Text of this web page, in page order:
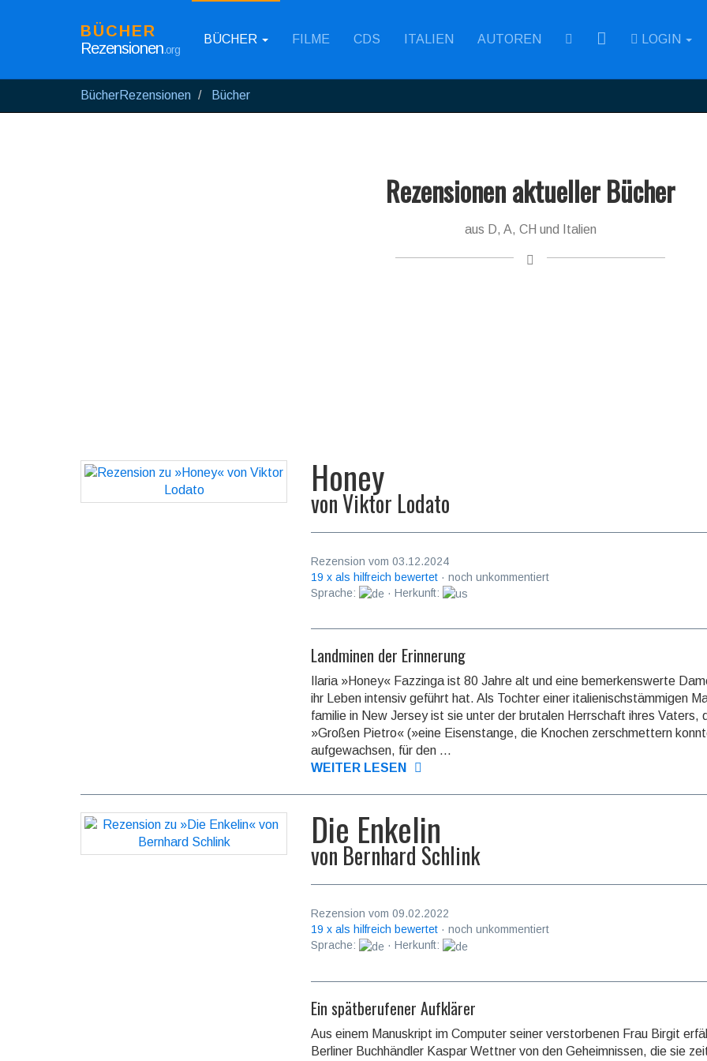
BÜCHER
Rezensionen.org
BÜCHER FILME CDS ITALIEN AUTOREN RSS LOGIN
BücherRezensionen Bücher
Rezensionen aktueller Bücher
aus D, A, CH und Italien
Honey
vonViktor Lodato
Rezension vom 03.12.2024
19 x als hilfreich bewertet · noch unkommentiert
Sprache:
· Herkunft:
Landminen der Erinnerung
Ilaria »Honey« Fazzinga ist 80 Jahre alt und eine bemerkenswerte
ihr Leben intensiv geführt hat. Als Tochter einer italie­nisch­stäm­migen
familie in New Jersey ist sie unter der brutalen Herr­schaft ihres Vaters,
»Großen Pietro« (»eine Eisen­stange, die Knochen zer­schmet­tern
aufge­wachsen, für den ...
WEITER LESEN
Die Enkelin
von Bernhard Schlink
Rezension vom 09.02.2022
19 x als hilfreich bewertet · noch unkommentiert
Sprache:
· Herkunft:
Ein spätberufener Aufklärer
Aus einem Manuskript im Computer seiner verstorbenen Frau Birgit
Berliner Buch­händler Kaspar Wettner von den Geheim­nissen, die sie